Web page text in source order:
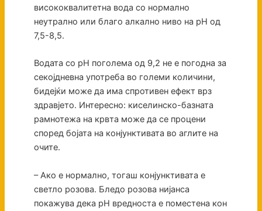
висококвалитетна вода со нормално
неутрално или благо алкално ниво на pH од
7,5-8,5.
Водата со pH поголема од 9,2 не е погодна за
секојдневна употреба во големи количини,
бидејќи може да има спротивен ефект врз
здравјето. Интересно: киселинско-базната
рамнотежа на крвта може да се процени
според бојата на конјунктивата во аглите на
очите.
– Ако е нормално, тогаш конјунктивата е
светло розова. Бледо розова нијанса
покажува дека pH вредноста е поместена кон